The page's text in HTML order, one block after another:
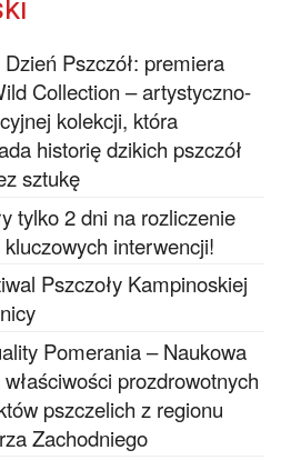
Pszczół: premiera
Collection – artystyczno-
kolekcji, która
historię dzikich pszczół
sztukę
tylko 2 dni na rozliczenie
interwencji!
Pszczoły Kampinoskiej
Pomerania – Naukowa
prozdrowotnych
pszczelich z regionu
Zachodniego